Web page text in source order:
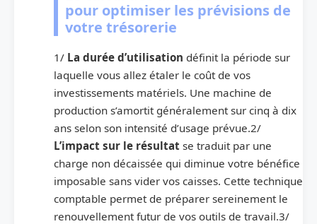
pour optimiser les prévisions de
votre trésorerie
1/ La durée d’utilisation définit la période sur
laquelle vous allez étaler le coût de vos
investissements matériels. Une machine de
production s’amortit généralement sur cinq à dix
ans selon son intensité d’usage prévue.2/
L’impact sur le résultat se traduit par une
charge non décaissée qui diminue votre bénéfice
imposable sans vider vos caisses. Cette technique
comptable permet de préparer sereinement le
renouvellement futur de vos outils de travail.3/